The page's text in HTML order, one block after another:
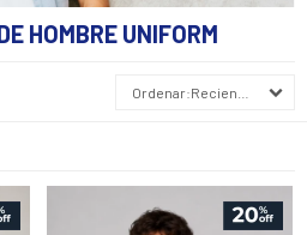
HOMBRE UNIFORM
Recientes